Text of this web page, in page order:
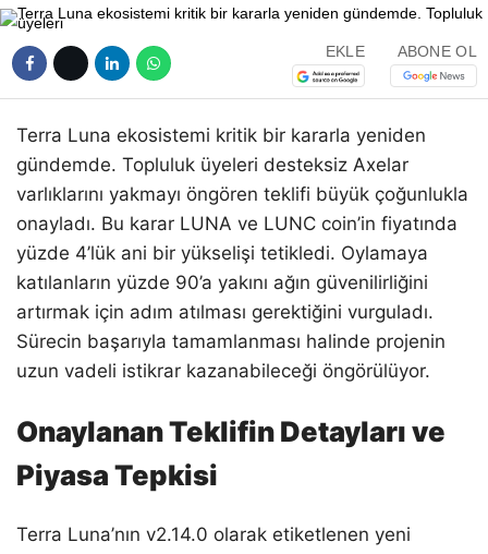
EKLE ABONE OL
Terra Luna ekosistemi kritik bir kararla yeniden
gündemde. Topluluk üyeleri desteksiz Axelar
varlıklarını yakmayı öngören teklifi büyük çoğunlukla
onayladı. Bu karar LUNA ve LUNC coin’in fiyatında
yüzde 4’lük ani bir yükselişi tetikledi. Oylamaya
katılanların yüzde 90’a yakını ağın güvenilirliğini
artırmak için adım atılması gerektiğini vurguladı.
Sürecin başarıyla tamamlanması halinde projenin
uzun vadeli istikrar kazanabileceği öngörülüyor.
Onaylanan Teklifin Detayları ve
Piyasa Tepkisi
Terra Luna’nın v2.14.0 olarak etiketlenen yeni